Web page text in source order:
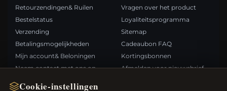
Cookie-instellingen
Retourzendingen& Ruilen
Bestelstatus
Verzending
Betalingsmogelijkheden
Mijn account& Beloningen
Neem contact met ons op
Vragen over het product
Loyaliteitsprogramma
Sitemap
Cadeaubon FAQ
Kortingsbonnen
Afmelden voor nieuwsbrief